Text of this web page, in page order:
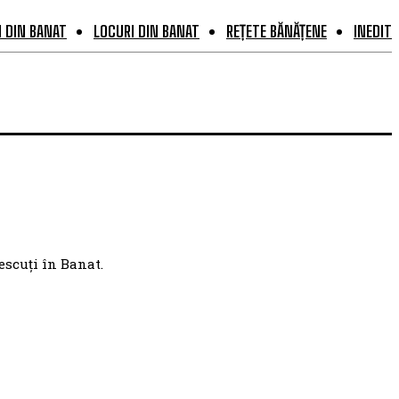
DIN BANAT LOCURI DIN BANAT REȚETE BĂNĂȚENE INEDIT
în Banat.